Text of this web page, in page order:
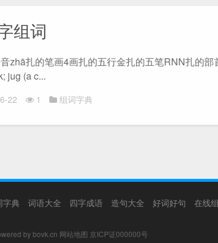
组词
zhā扎的笔画4画扎的五行金扎的五笔RNN扎的
jug (a c...
22 1 组词字典
字典 词语大全 四字成语 造句大全 好词好句 在线
by bovk.cn 网站地图 京ICP证000000号